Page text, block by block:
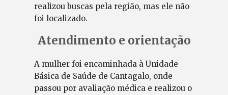
realizou buscas pela região, mas ele não
foi localizado.
Atendimento e orientação
A mulher foi encaminhada à Unidade
Básica de Saúde de Cantagalo, onde
passou por avaliação médica e realizou o